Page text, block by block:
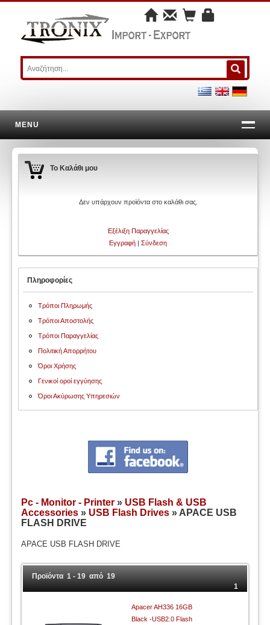
MENU
Το Καλάθι μου
Δεν υπάρχουν προϊόντα στο καλάθι σας.
Εξέλιξη Παραγγελίας
Εγγραφή | Σύνδεση
Πληροφορίες
Τρόποι Πληρωμής
Τρόποι Αποστολής
Τρόποι Παραγγελίας
Πολιτική Απορρήτου
Όροι Χρήσης
Γενικοί οροί εγγύησης
Όροι Ακύρωσης Υπηρεσιών
Pc - Monitor - Printer » USB Flash & USB
Accessories » USB Flash Drives » APACE USB
FLASH DRIVE
APACE USB FLASH DRIVE
Προϊόντα 1 - 19 από 19
1
Apacer AH336 16GB
Black -USB2.0 Flash